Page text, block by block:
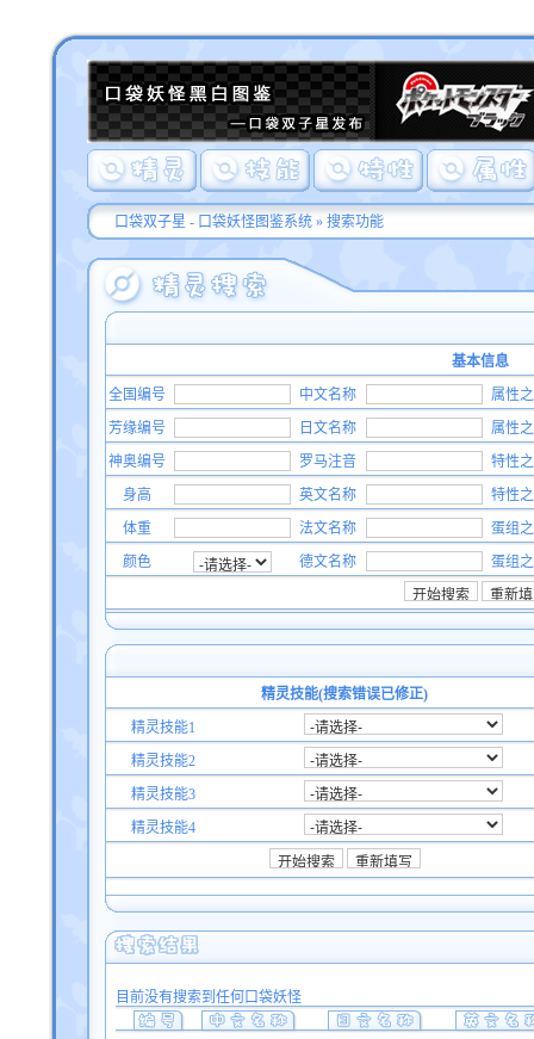
口袋双子星 - 口袋妖怪图鉴系统» 搜索功能
基本信息
全国编号
中文名称
属性
芳缘编号
日文名称
属性
神奥编号
罗马注音
特性
身高
英文名称
特性
体重
法文名称
蛋组
颜色
德文名称 蛋组
精灵技能(搜索错误已修正)
精灵技能1
精灵技能2
精灵技能3
精灵技能4